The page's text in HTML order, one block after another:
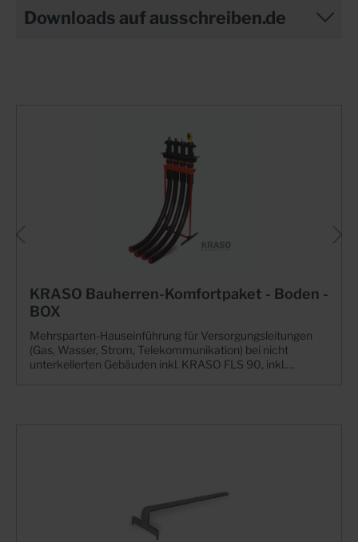
Downloads auf ausschreiben.de
KRASO Bauherren-Komfortpaket - Boden -
BOX
Mehrsparten-Hauseinführung für Versorgungsleitungen
(Gas, Wasser, Strom, Telekommunikation) bei nicht
unterkellerten Gebäuden inkl. KRASO FLS 90, inkl.
Installationsset + Die komfortable Lösung für Bauherren:
Gas-, Wasser-, Strom- und Telekommunikationsleitungen
sicher und dicht in nicht unterkellerte Gebäude
einführen!+ DVGW-Zulassung nach VP 601: Gas- und